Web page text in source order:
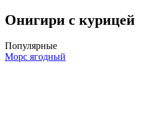
Онигири с курицей
Популярные
Морс ягодный